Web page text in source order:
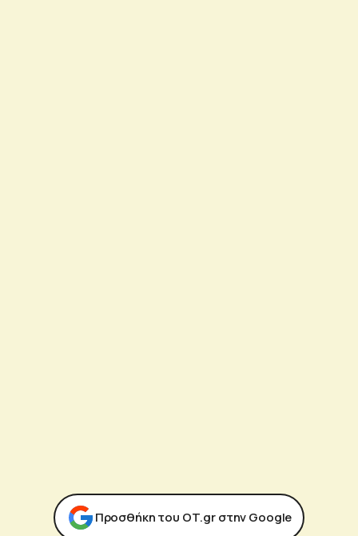
Προσθήκη του ΟΤ.gr στην Google